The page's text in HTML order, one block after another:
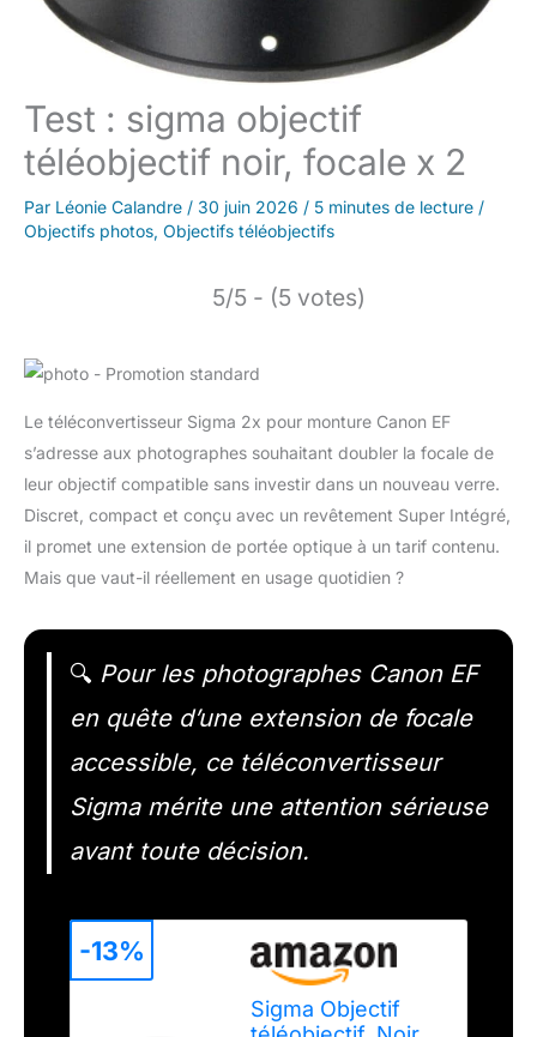
Test : sigma objectif
téléobjectif noir, focale x 2
Par Léonie Calandre / 30 juin 2026 / 5 minutes de lecture /
Objectifs photos, Objectifs téléobjectifs
5/5 - (5 votes)
Le téléconvertisseur Sigma 2x pour monture Canon EF
s’adresse aux photographes souhaitant doubler la focale de
leur objectif compatible sans investir dans un nouveau verre.
Discret, compact et conçu avec un revêtement Super Intégré,
il promet une extension de portée optique à un tarif contenu.
Mais que vaut-il réellement en usage quotidien ?
🔍 Pour les photographes Canon EF
en quête d’une extension de focale
accessible, ce téléconvertisseur
Sigma mérite une attention sérieuse
avant toute décision.
Sigma Objectif
-13%